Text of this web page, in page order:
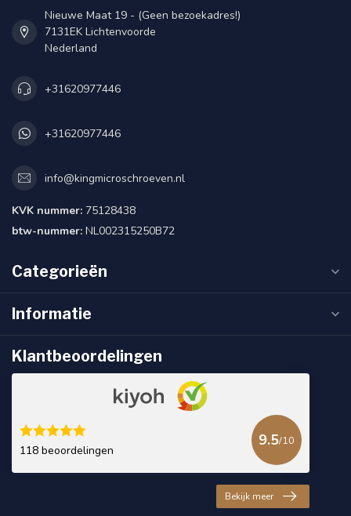
Nieuwe Maat 19 - (Geen bezoekadres!)
7131EK Lichtenvoorde
Nederland
+31620977446
+31620977446
info@kingmicroschroeven.nl
KVK nummer: 75128438
btw-nummer: NL002315250B72
Categorieën
Informatie
Klantbeoordelingen
118 beoordelingen
9.5/10
Bekijk meer